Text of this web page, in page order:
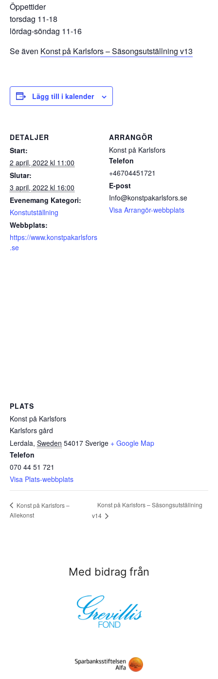
Öppettider
torsdag 11-18
lördag-söndag 11-16
Se även Konst på Karlsfors – Säsongsutställning v13
Lägg till i kalender
DETALJER
Start:
2 april, 2022 kl 11:00
Slutar:
3 april, 2022 kl 16:00
Evenemang Kategori:
Konstutställning
Webbplats:
https://www.konstpakarlsfors
.se
ARRANGÖR
Konst på Karlsfors
Telefon
+46704451721
E-post
Info@konstpakarlsfors.se
Visa Arrangör-webbplats
PLATS
Konst på Karlsfors
Karlsfors gård
Lerdala, Sweden 54017 Sverige + Google Map
Telefon
070 44 51 721
Visa Plats-webbplats
Konst på Karlsfors –
Allekonst
Konst på Karlsfors – Säsongsutställning
v14
Med bidrag från